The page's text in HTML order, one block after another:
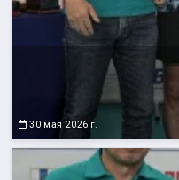
30 мая 2026 г.